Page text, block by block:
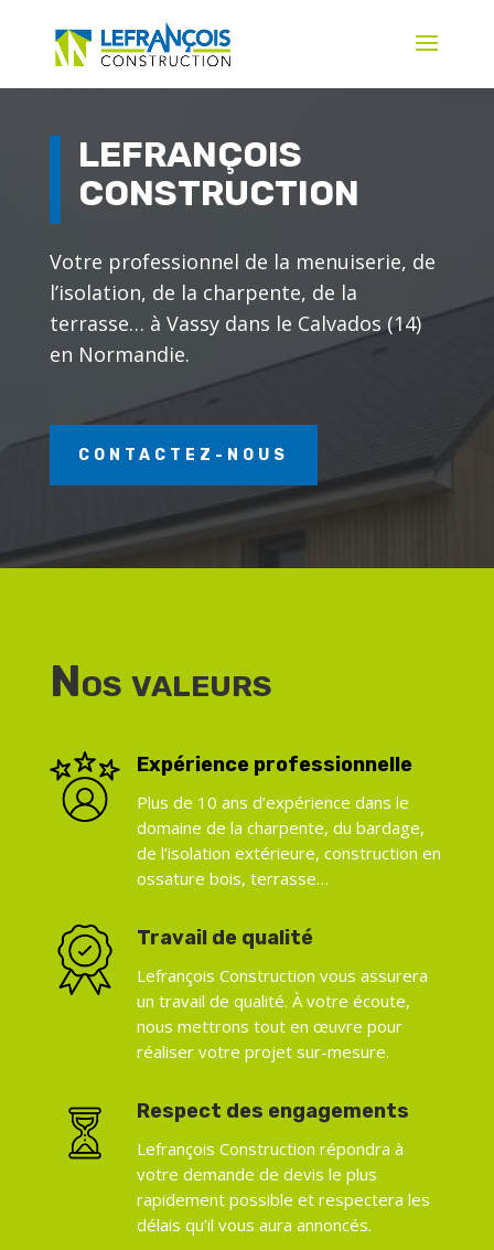
LEFRANÇOIS
CONSTRUCTION
Votre professionnel de la menuiserie, de
l’isolation, de la charpente, de la
terrasse… à Vassy dans le Calvados (14)
en Normandie.
CONTACTEZ-NOUS
Nos valeurs
Expérience professionnelle
Plus de 10 ans d’expérience dans le
domaine de la charpente, du bardage,
de l’isolation extérieure, construction en
ossature bois, terrasse…
Travail de qualité
Lefrançois Construction vous assurera
un travail de qualité. À votre écoute,
nous mettrons tout en œuvre pour
réaliser votre projet sur-mesure.
Respect des engagements
Lefrançois Construction répondra à
votre demande de devis le plus
rapidement possible et respectera les
délais qu’il vous aura annoncés.